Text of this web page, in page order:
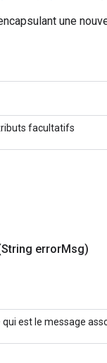
une
facultatifs
errorMsg)
qui est le message